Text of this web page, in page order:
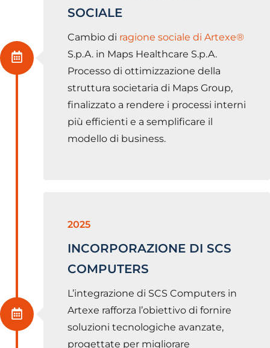
SOCIALE
Cambio di ragione sociale di Artexe®
S.p.A. in Maps Healthcare S.p.A.
Processo di ottimizzazione della
struttura societaria di Maps Group,
finalizzato a rendere i processi interni
più efficienti e a semplificare il
modello di business.
2025
INCORPORAZIONE DI SCS
COMPUTERS
L’integrazione di SCS Computers in
Artexe rafforza l’obiettivo di fornire
soluzioni tecnologiche avanzate,
progettate per migliorare